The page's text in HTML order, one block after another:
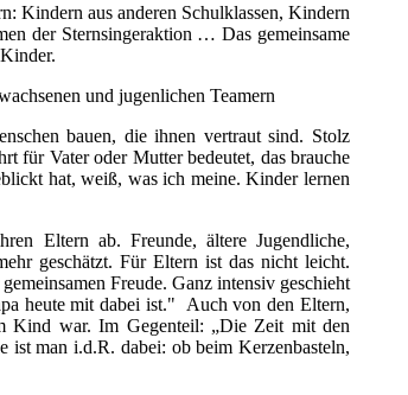
Kindern aus anderen Schulklassen, Kindern
der Sternsingeraktion … Das gemeinsame
und jugenlichen Teamern
bauen, die ihnen vertraut sind. Stolz
für Vater oder Mutter bedeutet, das brauche
hat, weiß, was ich meine. Kinder lernen
Eltern ab. Freunde, ältere Jugendliche,
geschätzt. Für Eltern ist das nicht leicht.
Freude. Ganz intensiv geschieht
heute mit dabei ist." Auch von den Eltern,
Kind war. Im Gegenteil: „Die Zeit mit den
man i.d.R. dabei: ob beim Kerzenbasteln,